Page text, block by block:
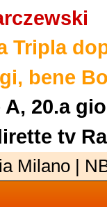
Tripla
bene
A, 20.a
tv
Milano |